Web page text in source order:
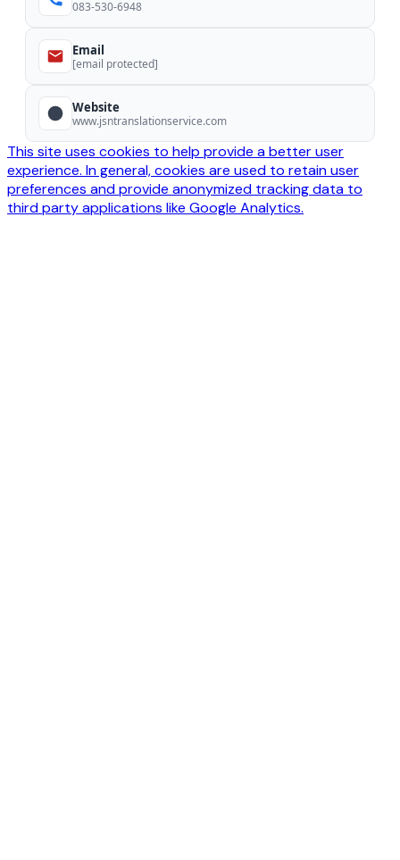
083-530-6948
Email
[email protected]
Website
www.jsntranslationservice.com
This site uses cookies to help provide a better user
experience. In general, cookies are used to retain user
preferences and provide anonymized tracking data to
third party applications like Google Analytics.